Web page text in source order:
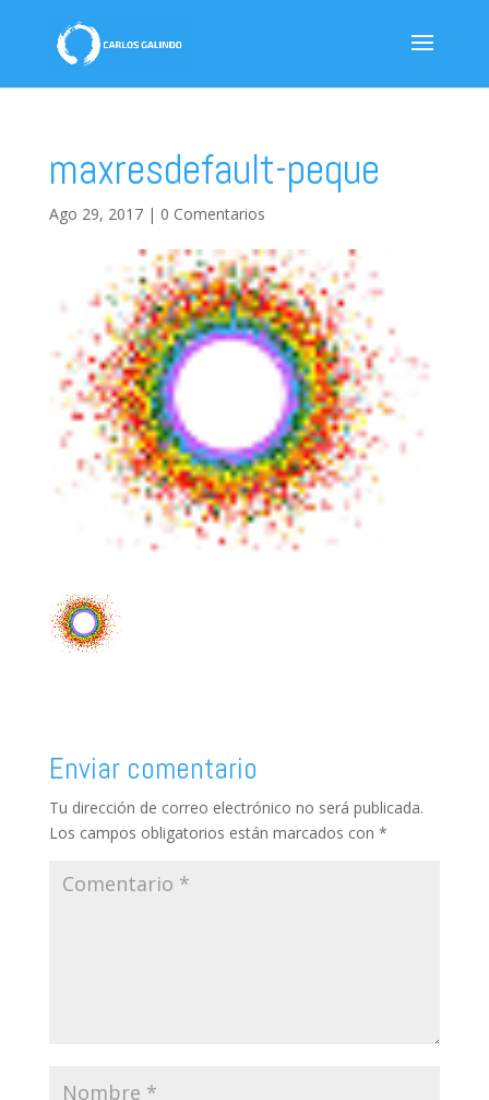
maxresdefault-peque
Ago 29, 2017| 0 Comentarios
Enviar comentario
Tu dirección de correo electrónico no será publicada.
Los campos obligatorios están marcados con *